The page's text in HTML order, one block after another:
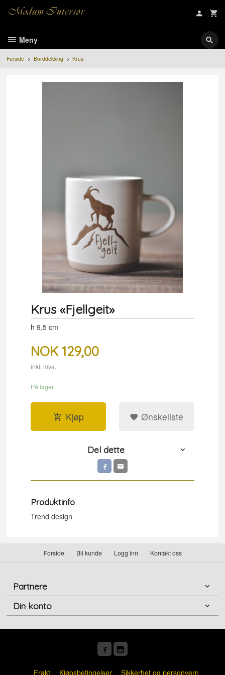
Meny
Forside Borddekking Krus
Krus «Fjellgeit»
h 9,5 cm
NOK 129,00
inkl. mva.
På lager
Kjøp Ønskeliste
Del dette
Produktinfo
Trend design
Forside Bli kunde Logg inn Kontakt oss
Partnere
Din konto
Frakt Kjøpsbetingelser Sikkerhet og personvern